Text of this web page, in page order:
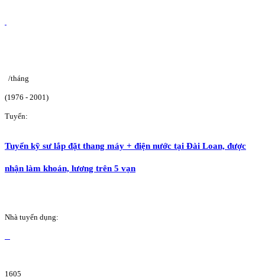
/tháng
(1976 - 2001)
Tuyển:
Tuyển kỹ sư lắp đặt thang máy + điện nước tại Đài Loan, được
nhận làm khoán, lương trên 5 vạn
Nhà tuyển dụng:
1605